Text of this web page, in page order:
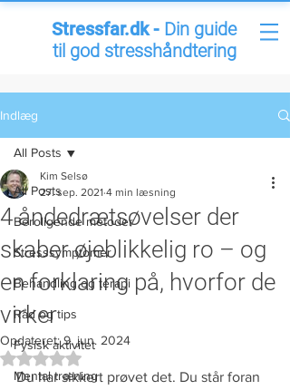
Stressfar.dk - Din guide
til god stresshåndtering
Indlæg
All Posts
Beroligende metoder
Stresssymptomer
Behandling og terapi
Råd og tips
Fysisk aktivitet
Mental træning
All Posts
4 åndedrætsøvelser der
skaber øjeblikkelig ro – og
en forklaring på, hvorfor de
virker
Kim Selsø
27. sep. 2021 4 min læsning
Opdateret:9. jun. 2024
Bedømt til NaN ud af 5 stjerner.
Du har sikkert prøvet det. Du står foran